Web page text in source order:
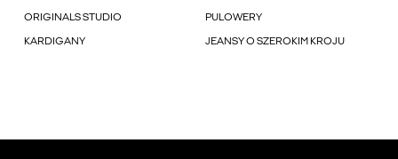
ORIGINALS STUDIO PULOWERY
KARDIGANY JEANSY O SZEROKIM KROJU